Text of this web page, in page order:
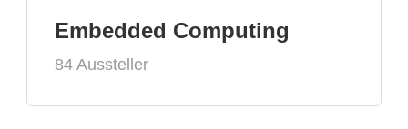
Embedded Computing
84 Aussteller